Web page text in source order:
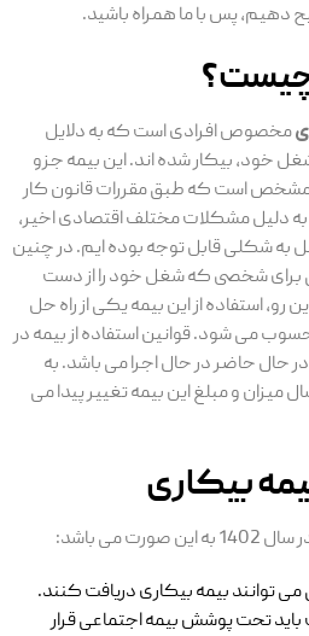
دهیم، پس با ما همراه باشید.
چیست؟
مخصوص افرادی است که به دلایل
خود، بیکار شده‌ اند. این بیمه جزو
مشخص است که طبق مقررات قانون کار
به دلیل مشکلات مختلف اقتصادی اخیر،
به شکلی قابل توجه بوده ‌ایم. در چنین
برای شخصی که شغل خود را از دست
استفاده از این بیمه یکی از راه‌ حل
می ‌شود. قوانین استفاده از بیمه در
و در حال حاضر در حال اجرا می باشد. به
و مبلغ این بیمه تغییر پیدا می
بیکاری
1402 به این صورت می ‌باشد:
می ‌توانند بیمه بیکاری دریافت کنند.
تحت پوشش بیمه اجتماعی قرار